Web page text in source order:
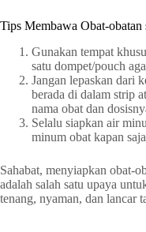
Tips Membawa Obat-obatan
Gunakan tempat
satu dompet/pouch
Jangan lepaskan dari
berada di dalam strip
nama obat dan
Selalu siapkan air
minum obat kapan
Sahabat, menyiapkan obat-
adalah salah satu upaya
tenang, nyaman, dan lancar